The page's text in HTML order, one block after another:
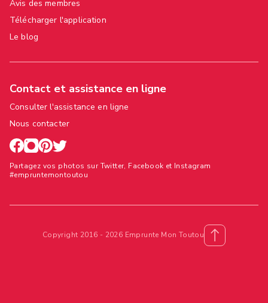
Avis des membres
Télécharger l'application
Le blog
Contact et assistance en ligne
Consulter l'assistance en ligne
Nous contacter
Partagez vos photos sur Twitter, Facebook et Instagram
#empruntemontoutou
Copyright 2016 - 2026 Emprunte Mon Toutou